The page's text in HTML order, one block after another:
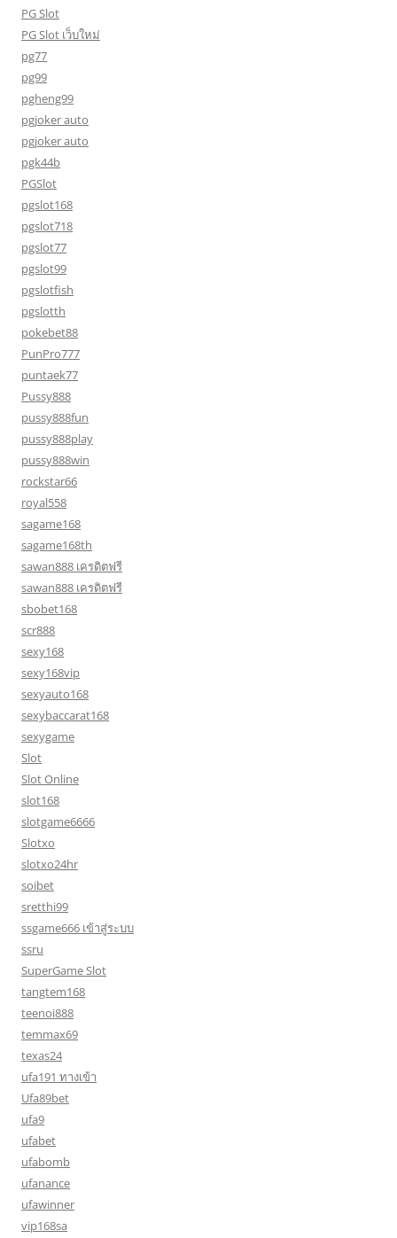
PG Slot
PG Slot เว็บใหม่
pg77
pg99
pgheng99
pgjoker auto
pgjoker auto
pgk44b
PGSlot
pgslot168
pgslot718
pgslot77
pgslot99
pgslotfish
pgslotth
pokebet88
PunPro777
puntaek77
Pussy888
pussy888fun
pussy888play
pussy888win
rockstar66
royal558
sagame168
sagame168th
sawan888 เครดิตฟรี
sawan888 เครดิตฟรี
sbobet168
scr888
sexy168
sexy168vip
sexyauto168
sexybaccarat168
sexygame
Slot
Slot Online
slot168
slotgame6666
Slotxo
slotxo24hr
soibet
sretthi99
ssgame666 เข้าสู่ระบบ
ssru
SuperGame Slot
tangtem168
teenoi888
temmax69
texas24
ufa191 ทางเข้า
Ufa89bet
ufa9
ufabet
ufabomb
ufanance
ufawinner
vip168sa